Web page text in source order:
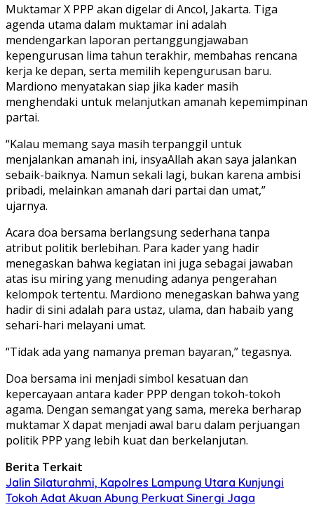
Muktamar X PPP akan digelar di Ancol, Jakarta. Tiga
agenda utama dalam muktamar ini adalah
mendengarkan laporan pertanggungjawaban
kepengurusan lima tahun terakhir, membahas rencana
kerja ke depan, serta memilih kepengurusan baru.
Mardiono menyatakan siap jika kader masih
menghendaki untuk melanjutkan amanah kepemimpinan
partai.
“Kalau memang saya masih terpanggil untuk
menjalankan amanah ini, insyaAllah akan saya jalankan
sebaik-baiknya. Namun sekali lagi, bukan karena ambisi
pribadi, melainkan amanah dari partai dan umat,”
ujarnya.
Acara doa bersama berlangsung sederhana tanpa
atribut politik berlebihan. Para kader yang hadir
menegaskan bahwa kegiatan ini juga sebagai jawaban
atas isu miring yang menuding adanya pengerahan
kelompok tertentu. Mardiono menegaskan bahwa yang
hadir di sini adalah para ustaz, ulama, dan habaib yang
sehari-hari melayani umat.
“Tidak ada yang namanya preman bayaran,” tegasnya.
Doa bersama ini menjadi simbol kesatuan dan
kepercayaan antara kader PPP dengan tokoh-tokoh
agama. Dengan semangat yang sama, mereka berharap
muktamar X dapat menjadi awal baru dalam perjuangan
politik PPP yang lebih kuat dan berkelanjutan.
Berita Terkait
Jalin Silaturahmi, Kapolres Lampung Utara Kunjungi
Tokoh Adat Akuan Abung Perkuat Sinergi Jaga